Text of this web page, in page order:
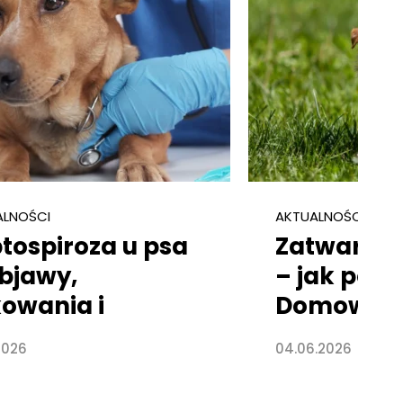
u psa
i
AKTUALNOŚCI
– jak
Domowe
04.06.2026